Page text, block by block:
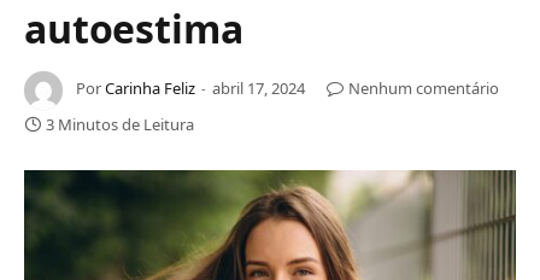
autoestima
PorCarinha Feliz abril 17, 2024
Nenhum comentário
3 Minutos de Leitura